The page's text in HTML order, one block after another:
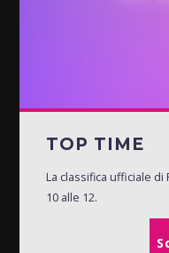
TOP TIME
La classifica ufficiale di
10 alle 12.